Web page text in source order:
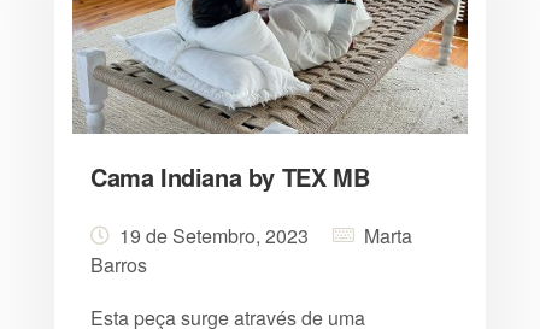
Cama Indiana by TEX MB
19 de Setembro, 2023
Marta
Barros
Esta peça surge através de uma